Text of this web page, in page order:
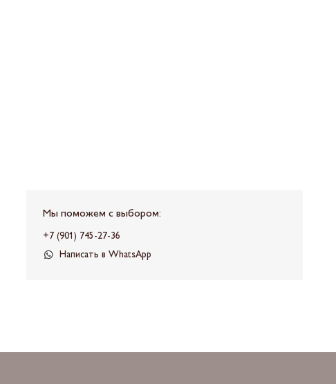
Мы поможем с выбором:
+7 (901) 745-27-36
Написать в WhatsApp